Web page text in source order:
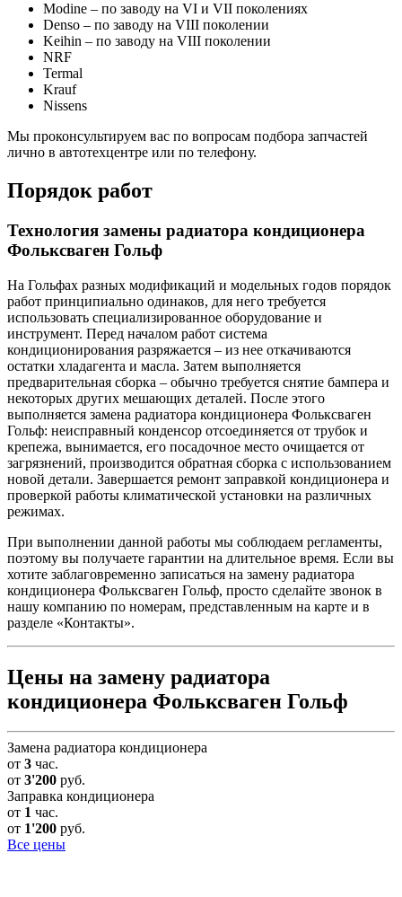
Modine – по заводу на VI и VII поколениях
Denso – по заводу на VIII поколении
Keihin – по заводу на VIII поколении
NRF
Termal
Krauf
Nissens
Мы проконсультируем вас по вопросам подбора запчастей
лично в автотехцентре или по телефону.
Порядок работ
Технология замены радиатора кондиционера
Фольксваген Гольф
На Гольфах разных модификаций и модельных годов порядок
работ принципиально одинаков, для него требуется
использовать специализированное оборудование и
инструмент. Перед началом работ система
кондиционирования разряжается – из нее откачиваются
остатки хладагента и масла. Затем выполняется
предварительная сборка – обычно требуется снятие бампера и
некоторых других мешающих деталей. После этого
выполняется замена радиатора кондиционера Фольксваген
Гольф: неисправный конденсор отсоединяется от трубок и
крепежа, вынимается, его посадочное место очищается от
загрязнений, производится обратная сборка с использованием
новой детали. Завершается ремонт заправкой кондиционера и
проверкой работы климатической установки на различных
режимах.
При выполнении данной работы мы соблюдаем регламенты,
поэтому вы получаете гарантии на длительное время. Если вы
хотите заблаговременно записаться на замену радиатора
кондиционера Фольксваген Гольф, просто сделайте звонок в
нашу компанию по номерам, представленным на карте и в
разделе «Контакты».
Цены на замену радиатора
кондиционера Фольксваген Гольф
Замена радиатора кондиционера
от 3 час.
от 3'200 руб.
Заправка кондиционера
от 1 час.
от 1'200 руб.
Все цены